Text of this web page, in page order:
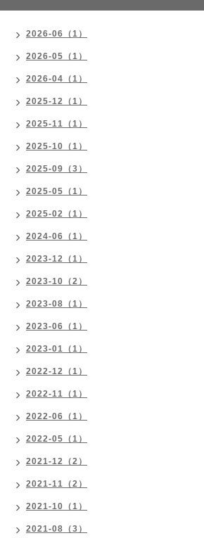
2026-06（1）
2026-05（1）
2026-04（1）
2025-12（1）
2025-11（1）
2025-10（1）
2025-09（3）
2025-05（1）
2025-02（1）
2024-06（1）
2023-12（1）
2023-10（2）
2023-08（1）
2023-06（1）
2023-01（1）
2022-12（1）
2022-11（1）
2022-06（1）
2022-05（1）
2021-12（2）
2021-11（2）
2021-10（1）
2021-08（3）